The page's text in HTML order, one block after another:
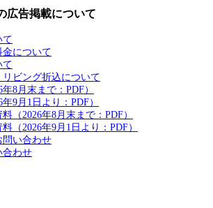
広告掲載について
て
金について
て
ビング折込について
8月末まで：PDF）
9月1日より：PDF）
（2026年8月末まで：PDF）
（2026年9月1日より：PDF）
問い合わせ
合わせ